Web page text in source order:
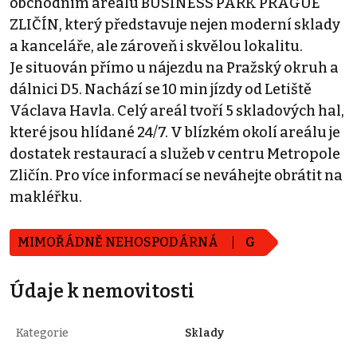
ZLIČÍN, který představuje nejen moderní sklady
a kanceláře, ale zároveň i skvělou lokalitu.
Je situován přímo u nájezdu na Pražský okruh a
dálnici D5. Nachází se 10 min jízdy od Letiště
Václava Havla. Celý areál tvoří 5 skladových hal,
které jsou hlídané 24/7. V blízkém okolí areálu je
dostatek restaurací a služeb v centru Metropole
Zličín. Pro více informací se neváhejte obrátit na
makléřku.
MIMOŘÁDNĚ NEHOSPODÁRNÁ G
Údaje k nemovitosti
Kategorie Sklady